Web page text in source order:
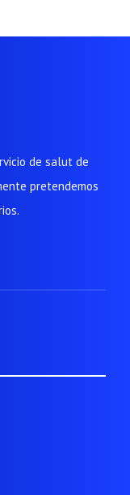
de salut de
pretendemos